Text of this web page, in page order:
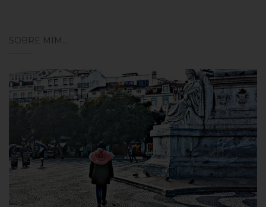
SOBRE MIM…